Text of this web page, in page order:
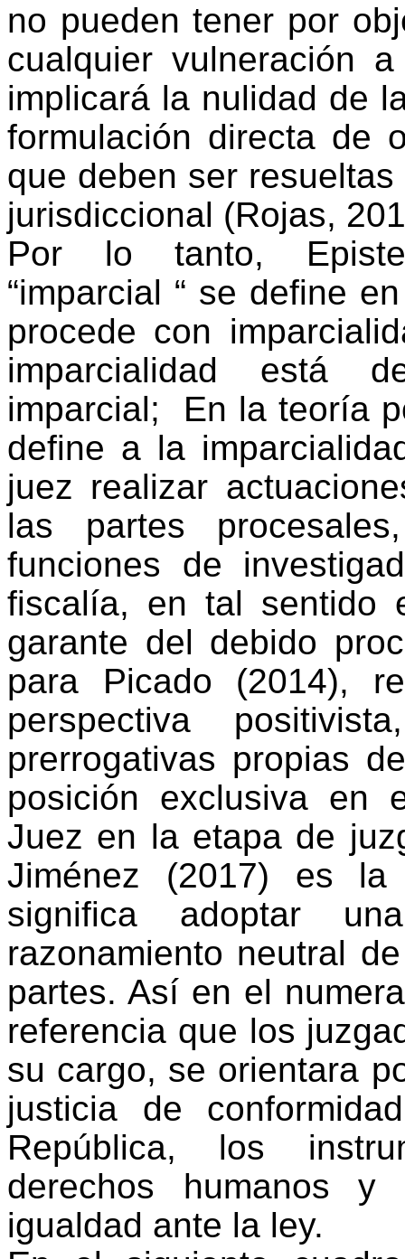
no pueden tener por
cualquier vulneración
implicará la nulidad de
formulación directa de
que deben ser
jurisdiccional (Rojas,
Por lo tanto,
“imparcial “ se define
procede con
imparcialidad está
imparcial; En la teoría
define a la
juez realizar
las partes
funciones de
fiscalía, en tal sentido
garante del debido
para Picado (2014),
perspectiva
prerrogativas propias
posición exclusiva en
Juez en la etapa de
Jiménez (2017) es
significa adoptar
razonamiento neutral
partes. Así en el
referencia que los
su cargo, se orientara
justicia de
República, los
derechos humanos
igualdad ante la